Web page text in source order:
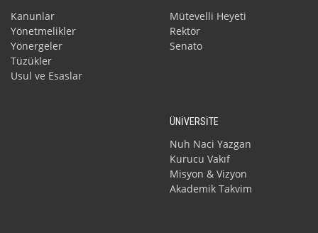
Kanunlar
Yönetmelikler
Yönergeler
Tüzükler
Usul ve Esaslar
Mütevelli Heyeti
Rektör
Senato
ÜNİVERSİTE
Nuh Naci Yazgan
Kurucu Vakıf
Misyon & Vizyon
Akademik Takvim